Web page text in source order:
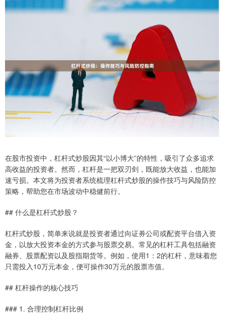
在股市投资中，杠杆式炒股因其“以小博大”的特性，吸引了众多追求
高收益的投资者。然而，杠杆是一把双刃剑，既能放大收益，也能加
速亏损。本文将为投资者系统梳理杠杆式炒股的操作技巧与风险防控
策略，帮助您在市场波动中稳健前行。
## 什么是杠杆式炒股？
杠杆式炒股，简单来说就是投资者通过向证券公司或配资平台借入资
金，以放大投资本金的方式参与股票交易。常见的杠杆工具包括融资
融券、股票配资以及股指期货等。例如，使用1：2的杠杆，意味着您
只需投入10万元本金，便可操作30万元的股票市值。
## 杠杆操作的核心技巧
### 1. 合理控制杠杆比例